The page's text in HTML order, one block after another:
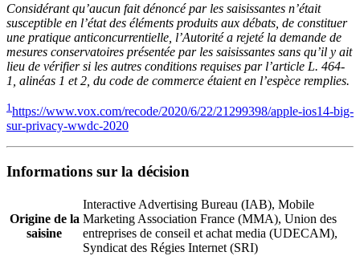
Considérant qu’aucun fait dénoncé par les saisissantes n’était
susceptible en l’état des éléments produits aux débats, de constituer
une pratique anticoncurrentielle, l’Autorité a rejeté la demande de
mesures conservatoires présentée par les saisissantes sans qu’il y ait
lieu de vérifier si les autres conditions requises par l’article L. 464-
1, alinéas 1 et 2, du code de commerce étaient en l’espèce remplies.
1 https://www.vox.com/recode/2020/6/22/21299398/apple-ios14-big-
sur-privacy-wwdc-2020
Informations sur la décision
Origine de la
saisine
Interactive Advertising Bureau (IAB), Mobile
Marketing Association France (MMA), Union des
entreprises de conseil et achat media (UDECAM),
Syndicat des Régies Internet (SRI)